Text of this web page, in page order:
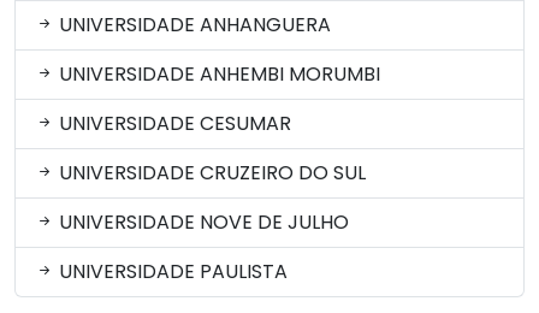
UNIVERSIDADE ANHANGUERA
UNIVERSIDADE ANHEMBI MORUMBI
UNIVERSIDADE CESUMAR
UNIVERSIDADE CRUZEIRO DO SUL
UNIVERSIDADE NOVE DE JULHO
UNIVERSIDADE PAULISTA